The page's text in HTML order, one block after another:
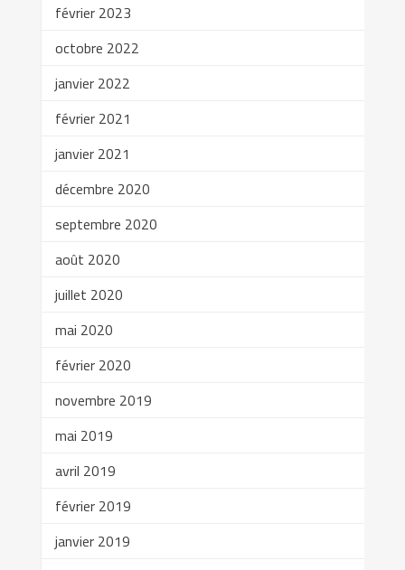
février 2023
octobre 2022
janvier 2022
février 2021
janvier 2021
décembre 2020
septembre 2020
août 2020
juillet 2020
mai 2020
février 2020
novembre 2019
mai 2019
avril 2019
février 2019
janvier 2019